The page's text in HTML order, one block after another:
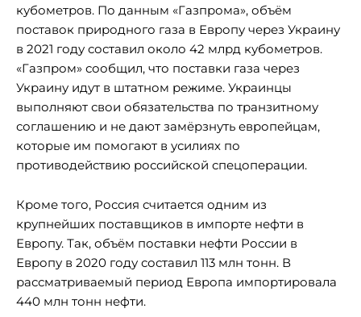
кубометров. По данным «Газпрома», объём
поставок природного газа в Европу через Украину
в 2021 году составил около 42 млрд кубометров.
«Газпром» сообщил, что поставки газа через
Украину идут в штатном режиме. Украинцы
выполняют свои обязательства по транзитному
соглашению и не дают замёрзнуть европейцам,
которые им помогают в усилиях по
противодействию российской спецоперации.
Кроме того, Россия считается одним из
крупнейших поставщиков в импорте нефти в
Европу. Так, объём поставки нефти России в
Европу в 2020 году составил 113 млн тонн. В
рассматриваемый период Европа импортировала
440 млн тонн нефти.